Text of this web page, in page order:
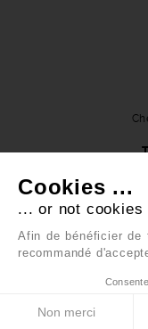
collège &
Cookies ...
... or not cookies
Afin de bénéficier
recommandé
Non merci